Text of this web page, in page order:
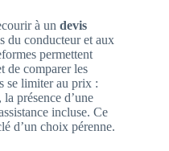
à un devis
du conducteur et aux
permettent
de comparer les
se limiter au prix :
présence d’une
incluse. Ce
d’un choix pérenne.